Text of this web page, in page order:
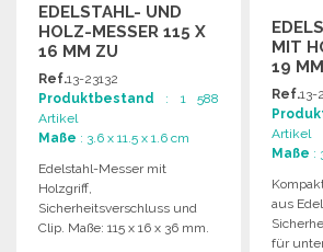
EDELSTAHL- UND
HOLZ-MESSER 115 X
16 MM ZU
GROSSHANDELSPREISEN
Ref.13-23132
Produktbestand : 1 588
Artikel
Maße : 3.6 x 11.5 x 1.6 cm
Edelstahl-Messer mit
Holzgriff,
Sicherheitsverschluss und
Clip. Maße: 115 x 16 x 36 mm.
MIT
19 MM
Ref.13-
Artikel
Maße :
aus
für